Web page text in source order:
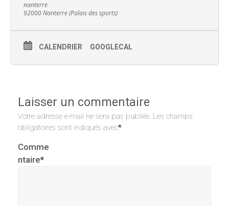
nanterre
92000 Nanterre (Palais des sports)
CALENDRIER GOOGLECAL
Laisser un commentaire
Votre adresse e-mail ne sera pas publiée. Les champs
obligatoires sont indiqués avec*
Comme
ntaire*